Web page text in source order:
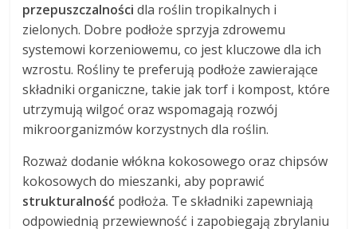
przepuszczalności dla roślin tropikalnych i
zielonych. Dobre podłoże sprzyja zdrowemu
systemowi korzeniowemu, co jest kluczowe dla ich
wzrostu. Rośliny te preferują podłoże zawierające
składniki organiczne, takie jak torf i kompost, które
utrzymują wilgoć oraz wspomagają rozwój
mikroorganizmów korzystnych dla roślin.
Rozważ dodanie włókna kokosowego oraz chipsów
kokosowych do mieszanki, aby poprawić
strukturalność podłoża. Te składniki zapewniają
odpowiednią przewiewność i zapobiegają zbrylaniu